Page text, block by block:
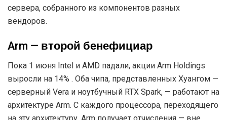
сервера, собранного из компонентов разных
вендоров.
Arm — второй бенефициар
Пока 1 июня Intel и AMD падали, акции Arm Holdings
выросли на 14% . Оба чипа, представленных Хуангом —
серверный Vera и ноутбучный RTX Spark, — работают на
архитектуре Arm. С каждого процессора, переходящего